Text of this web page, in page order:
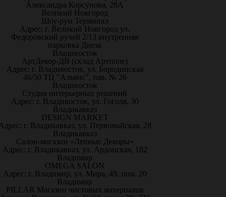
Александра Корсунова, 28А
Великий Новгород
Шоу-рум Терминал
Адрес: г. Великий Новгород ул.
Федоровский ручей 2/13 внутренняя
парковка Диеза
Владивосток
АртДекор-ДВ (склад Артполе)
Адрес: г. Владивосток, ул. Бородинская
46/50 ТЦ "Альянс", пав. № 26
Владивосток
Студия интерьерных решений
Адрес: г. Владивосток, ул. Гоголя, 30
Владикавказ
DESIGN MARKET
г. Владикавказ, ул. Первомайская, 28
Владикавказ
Салон-магазин «Лепные Декоры»
Адрес: г. Владикавказ, ул. Ардонская, 182
Владимир
OMEGA SALON
Адрес: г. Владимир, ул. Мира, 49, пом. 20
Владимир
PILLAR Магазин чистовых материалов